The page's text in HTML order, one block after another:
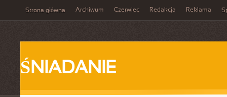
Strona główna Archiwum Czerwiec Redakcja Reklama
ŚNIADANIE